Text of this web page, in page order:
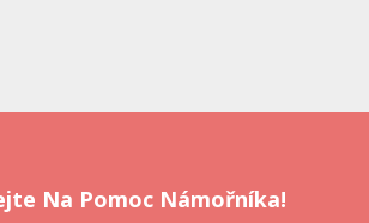
Na Pomoc Námořníka!